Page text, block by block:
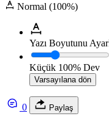
Normal (100%)
Yazı Boyutunu
Küçük 100% Dev
Varsayılana dön
0 Paylaş